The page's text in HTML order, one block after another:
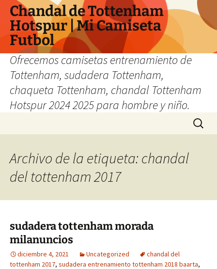
Chandal de Tottenham
Hotspur | Mi Camiseta
Futbol
Ofrecemos camisetas entrenamiento de
Tottenham, sudadera Tottenham,
chaqueta Tottenham, chandal Tottenham
Hotspur 2024 2025 para hombre y niño.
Buscar:
Archivo de la etiqueta: chandal
del tottenham 2017
sudadera tottenham morada
milanuncios
diciembre 4, 2021 Uncategorized
chandal del
tottenham 2017, sudadera entrenamiento tottenham 2018 baarta,